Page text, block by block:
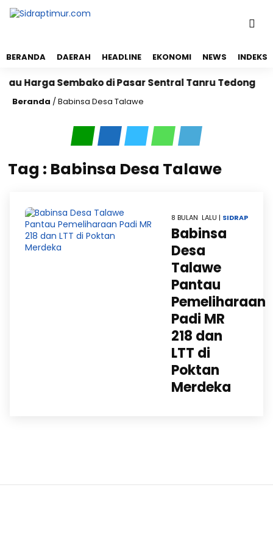
BERANDA DAERAH HEADLINE EKONOMI NEWS INDEKS
Harga Sembako di Pasar Sentral Tanru Tedong
Beranda /Babinsa Desa Talawe
Tag : Babinsa Desa Talawe
8 BULAN LALU | SIDRAP
Babinsa
Desa
Talawe
Pantau
Pemeliharaan
Padi MR
218 dan
LTT di
Poktan
Merdeka